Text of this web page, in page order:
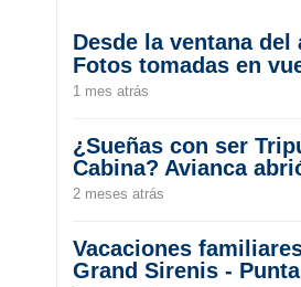
Desde la ventana del
Fotos tomadas en
1 mes atrás
¿Sueñas con ser
Cabina? Avianca
2 meses atrás
Vacaciones
Grand Sirenis -